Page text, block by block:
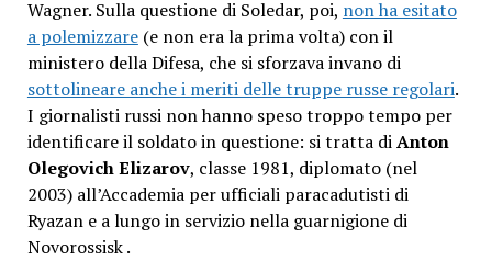
Wagner. Sulla questione di Soledar, poi, non ha esitato
a polemizzare(e non era la prima volta) con il
ministero della Difesa, che si sforzava invano di
sottolineare anche i meriti delle truppe russe regolari.
I giornalisti russi non hanno speso troppo tempo per
identificare il soldato in questione: si tratta diAnton
Olegovich Elizarov, classe 1981, diplomato (nel
2003) all’Accademia per ufficiali paracadutisti di
Ryazan e a lungo in servizio nella guarnigione di
Novorossisk .